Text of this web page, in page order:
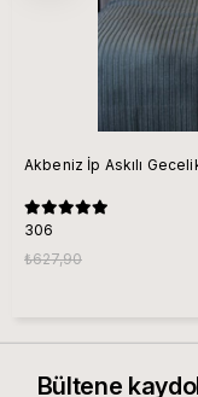
Akbeniz İp Askılı
306
₺627,90
Bültene